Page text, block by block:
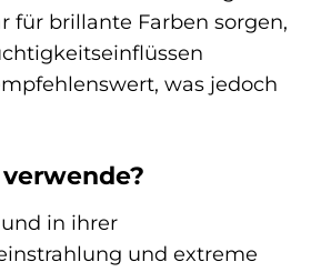
für brillante Farben sorgen,
was jedoch
in ihrer
und extreme